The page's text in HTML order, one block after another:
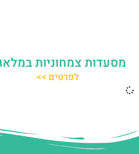
מסעדות צמחוניות
לפרטים >>